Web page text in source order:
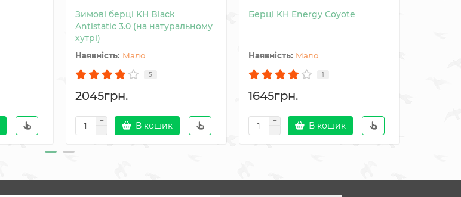
Зимові берці KH Black
Antistatic 3.0 (на натуральному
хутрі)
Мало
5
2045грн.
В кошик
Берці KH Energy Coyote
Мало
1
1645грн.
В кошик